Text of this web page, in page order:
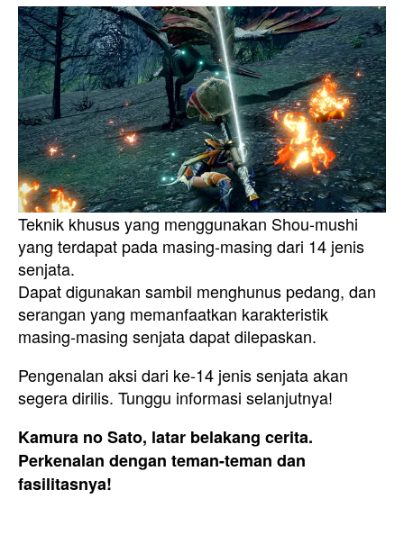
Teknik khusus yang menggunakan Shou-mushi
yang terdapat pada masing-masing dari 14 jenis
senjata.
Dapat digunakan sambil menghunus pedang, dan
serangan yang memanfaatkan karakteristik
masing-masing senjata dapat dilepaskan.
Pengenalan aksi dari ke-14 jenis senjata akan
segera dirilis. Tunggu informasi selanjutnya!
Kamura no Sato, latar belakang cerita.
Perkenalan dengan teman-teman dan
fasilitasnya!